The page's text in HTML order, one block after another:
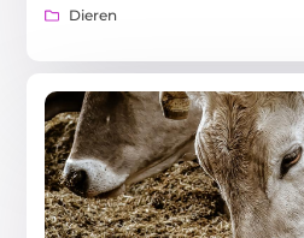
Dieren